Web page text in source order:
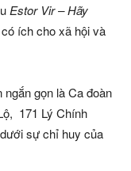
Estor Vir – Hãy
ích cho xã hội và
gọn là Ca đoàn
171 Lý Chính
sự chỉ huy của